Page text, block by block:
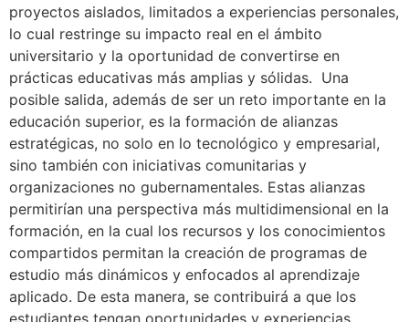
proyectos aislados, limitados a experiencias personales,
lo cual restringe su impacto real en el ámbito
universitario y la oportunidad de convertirse en
prácticas educativas más amplias y sólidas. Una
posible salida, además de ser un reto importante en la
educación superior, es la formación de alianzas
estratégicas, no solo en lo tecnológico y empresarial,
sino también con iniciativas comunitarias y
organizaciones no gubernamentales. Estas alianzas
permitirían una perspectiva más multidimensional en la
formación, en la cual los recursos y los conocimientos
compartidos permitan la creación de programas de
estudio más dinámicos y enfocados al aprendizaje
aplicado. De esta manera, se contribuirá a que los
estudiantes tengan oportunidades y experiencias